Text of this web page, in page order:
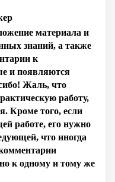
материала и
знаний, а также
к
и появляются
Жаль, что
работу,
Кроме того, если
работе, его нужно
что иногда
к одному и тому же